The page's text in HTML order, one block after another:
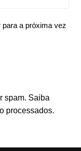
a próxima vez
spam. Saiba
processados.